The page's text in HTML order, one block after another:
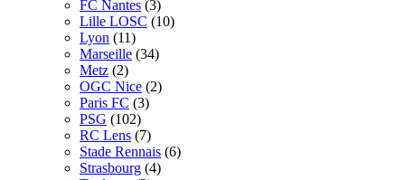
FC Nantes (3)
Lille LOSC (10)
Lyon (11)
Marseille (34)
Metz (2)
OGC Nice (2)
Paris FC (3)
PSG (102)
RC Lens (7)
Stade Rennais (6)
Strasbourg (4)